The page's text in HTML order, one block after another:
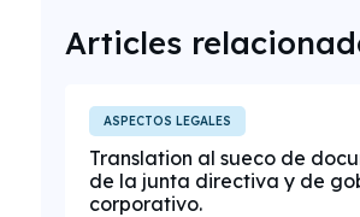
Articles
ASPECTOS LEGALES
Translation al sueco de
de la junta directiva y de
corporativo.